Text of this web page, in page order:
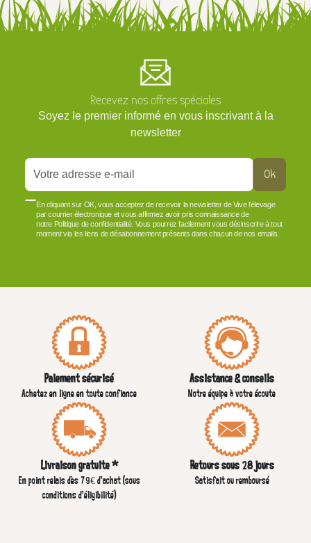
Recevez nos offres spéciales
Soyez le premier informé en vous inscrivant à la
newsletter
Ok
En cliquant sur OK, vous acceptez de recevoir la newsletter de Vive l'élevage
par courrier électronique et vous affirmez avoir pris connaissance de
notre Politique de confidentialité. Vous pourrez facilement vous désinscrire à tout
moment via les liens de désabonnement présents dans chacun de nos emails.
Paiement sécurisé
Achetez en ligne en toute confiance
Assistance & conseils
Notre équipe à votre écoute
Livraison gratuite *
En point relais dès 79€ d’achat (sous
conditions d'éligibilité)
Retours sous 28 jours
Satisfait ou remboursé